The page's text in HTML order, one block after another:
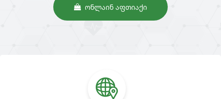
ᲝᲜᲚᲐᲘᲜ ᲐᲤᲗᲘᲐᲥᲘ